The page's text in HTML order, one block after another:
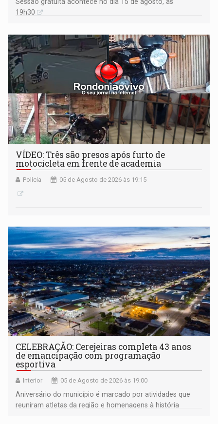
Sessão gratuita acontece no dia 15 de agosto, às
19h30
VÍDEO: Três são presos após furto de
motocicleta em frente de academia
Polícia 05 de Agosto de 2026 às 19:15
CELEBRAÇÃO: Cerejeiras completa 43 anos
de emancipação com programação
esportiva
Interior 05 de Agosto de 2026 às 19:00
Aniversário do município é marcado por atividades que
reuniram atletas da região e homenagens à história